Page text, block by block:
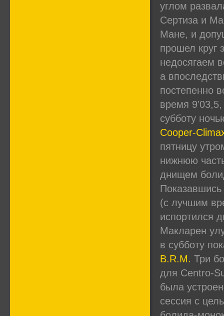
углом
Сертиза и
Мане, и
прошел круг
недосягаем
а
постепенно
время
субботу
Cooper-
пятницу
нижнюю
днищем
(с лучшим
испортился
Макларен
в субботу
B.R.M. Три
для Centro-
была
сессия с